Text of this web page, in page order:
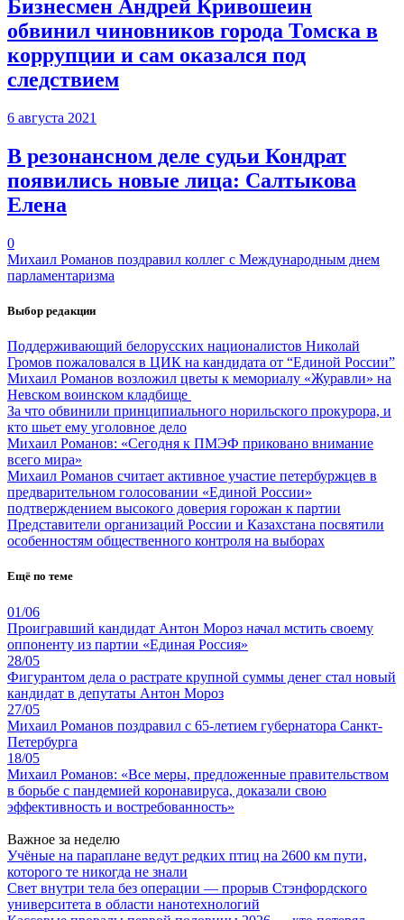
Бизнесмен Андрей Кривошеин
обвинил чиновников города Томска в
коррупции и сам оказался под
следствием
6 августа 2021
В резонансном деле судьи Кондрат
появились новые лица: Салтыкова
Елена
0
Михаил Романов поздравил коллег с Международным днем
парламентаризма
Выбор редакции
Поддерживающий белорусских националистов Николай
Громов пожаловался в ЦИК на кандидата от “Единой России”
Михаил Романов возложил цветы к мемориалу «Журавли» на
Невском воинском кладбище
За что обвинили принципиального норильского прокурора, и
кто шьет ему уголовное дело
Михаил Романов: «Сегодня к ПМЭФ приковано внимание
всего мира»
Михаил Романов считает активное участие петербуржцев в
предварительном голосовании «Единой России»
подтверждением высокого доверия горожан к партии
Представители организаций России и Казахстана посвятили
особенностям общественного контроля на выборах
Ещё по теме
01/06
Проигравший кандидат Антон Мороз начал мстить своему
оппоненту из партии «Единая Россия»
28/05
Фигурантом дела о растрате крупной суммы денег стал новый
кандидат в депутаты Антон Мороз
27/05
Михаил Романов поздравил с 65-летием губернатора Санкт-
Петербурга
18/05
Михаил Романов: «Все меры, предложенные правительством
в борьбе с пандемией коронавируса, доказали свою
эффективность и востребованность»
Важное за неделю
Учёные на параплане ведут редких птиц на 2600 км пути,
которого те никогда не знали
Свет внутри тела без операции — прорыв Стэнфордского
университета в области нанотехнологий